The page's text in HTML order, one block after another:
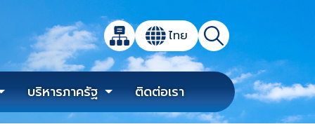
แผนผังเว็บไซต์
เปลี่ยนภาษา
ไทย ค้นหา
เปิดกล่องค้นหาข้อมูลหลักของเว็บไซต์
บริหารภาครัฐ ติดต่อเรา